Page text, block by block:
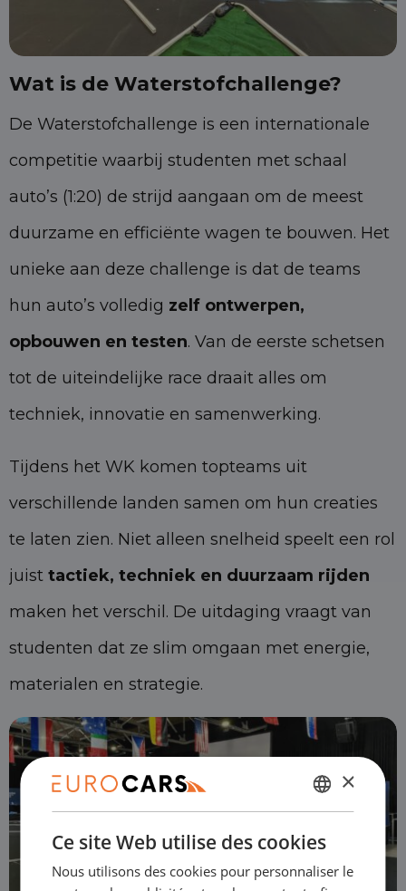
Wat is de Waterstofchallenge?
De Waterstofchallenge is een internationale
competitie waarbij studenten met schaal
auto’s (1:20) de strijd aangaan om de meest
duurzame en efficiënte wagen te bouwen. Het
unieke aan deze challenge is dat de teams
hun auto’s volledig zelf ontwerpen,
opbouwen en testen. Van de eerste schetsen
tot de uiteindelijke race draait alles om
techniek, innovatie en samenwerking.
Tijdens het WK komen topteams uit
verschillende landen samen om hun creaties
te laten zien. Niet alleen snelheid speelt een rol
juist tactiek, techniek en duurzaam rijden
maken het verschil. De uitdaging vraagt van
studenten dat ze slim omgaan met energie,
materialen en strategie.
NÉERLANDAIS
ENGLISH
GERMAN
×
Ce site Web utilise des cookies
Nous utilisons des cookies pour personnaliser le